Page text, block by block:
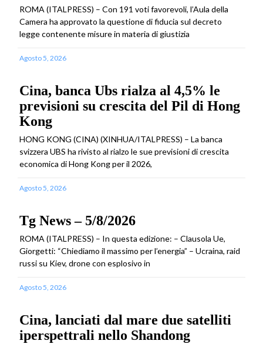
ROMA (ITALPRESS) – Con 191 voti favorevoli, l’Aula della
Camera ha approvato la questione di fiducia sul decreto
legge contenente misure in materia di giustizia
Agosto 5, 2026
Cina, banca Ubs rialza al 4,5% le
previsioni su crescita del Pil di Hong
Kong
HONG KONG (CINA) (XINHUA/ITALPRESS) – La banca
svizzera UBS ha rivisto al rialzo le sue previsioni di crescita
economica di Hong Kong per il 2026,
Agosto 5, 2026
Tg News – 5/8/2026
ROMA (ITALPRESS) – In questa edizione: – Clausola Ue,
Giorgetti: “Chiediamo il massimo per l’energia” – Ucraina, raid
russi su Kiev, drone con esplosivo in
Agosto 5, 2026
Cina, lanciati dal mare due satelliti
iperspettrali nello Shandong